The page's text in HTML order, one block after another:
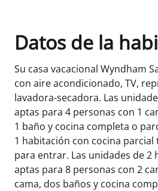
Datos de la
Su casa vacacional Wyndham
con aire acondicionado, TV,
lavadora-secadora. Las
aptas para 4 personas con 1
1 baño y cocina completa o
1 habitación con cocina parcial
para entrar. Las unidades de 2
aptas para 8 personas con 2
cama, dos baños y cocina